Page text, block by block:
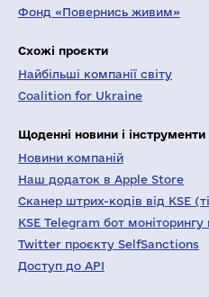
Фонд «Повернись живим»
Схожі проєкти
Найбільші компанії світу
Coalition for Ukraine
Щоденні новини і інструменти
Новини компаній
Наш додаток в Apple Store
Сканер штрих-кодів від KSE
KSE Telegram бот моніторингу
Twitter проєкту SelfSanctions
Доступ до API